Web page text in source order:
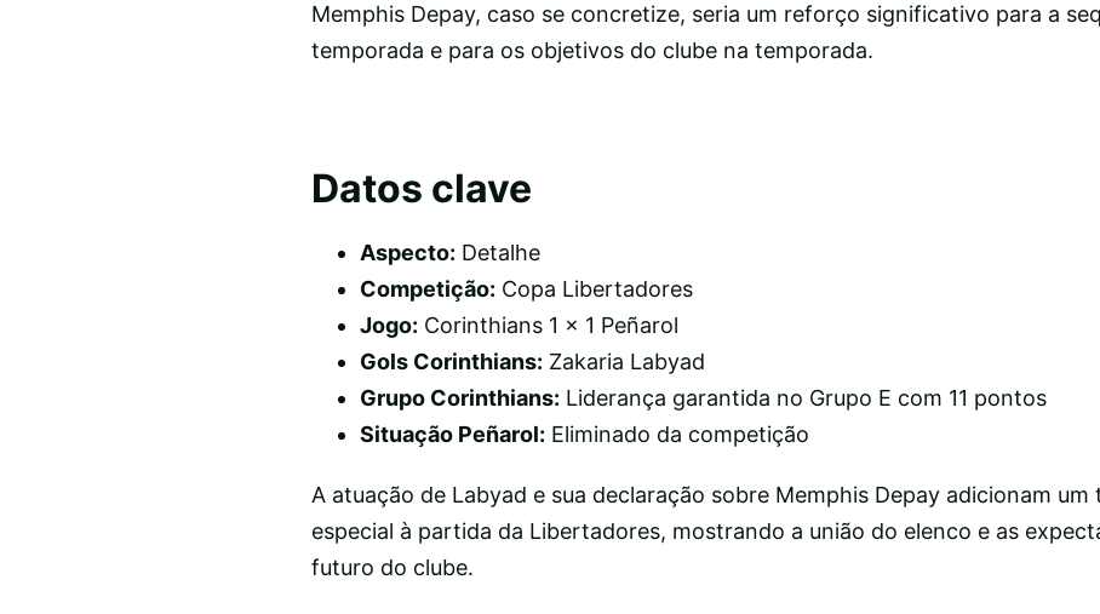
Memphis Depay, caso se concretize, seria um reforço significativo para a
temporada e para os objetivos do clube na temporada.
Datos clave
Aspecto: Detalhe
Competição: Copa Libertadores
Jogo: Corinthians 1 x 1 Peñarol
Gols Corinthians: Zakaria Labyad
Grupo Corinthians: Liderança garantida no Grupo E com 11 pontos
Situação Peñarol: Eliminado da competição
A atuação de Labyad e sua declaração sobre Memphis Depay adicionam um
especial à partida da Libertadores, mostrando a união do elenco e as
futuro do clube.